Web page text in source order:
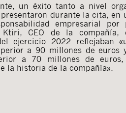
un éxito tanto a nivel
durante la cita, en
empresarial
Ktiri, CEO de la compañía,
ejercicio 2022 reflejaban
a 90 millones de euros
a 70 millones de
la historia de la compañía».